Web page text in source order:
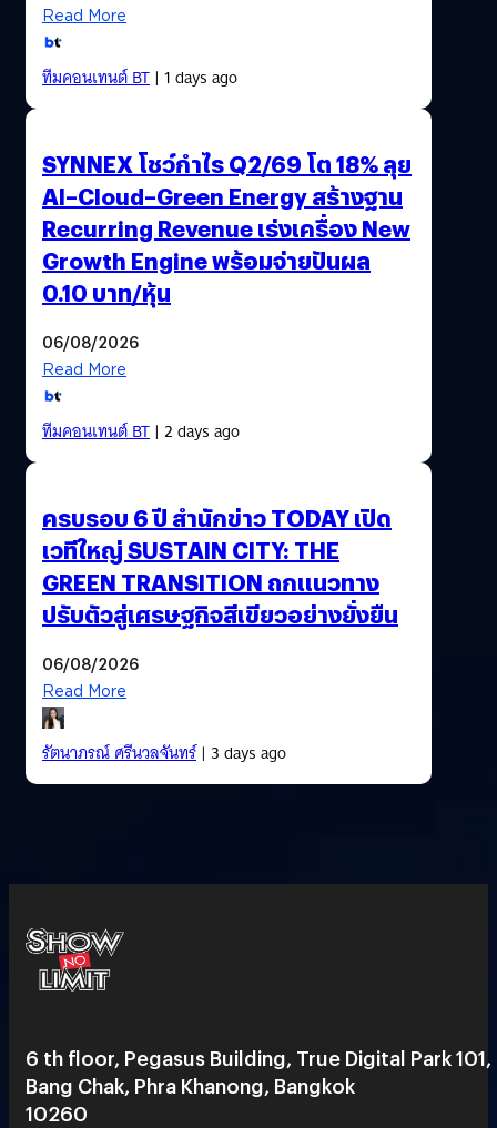
Read More
ทีมคอนเทนต์ BT| 1 days ago
SYNNEX โชว์กำไร Q2/69 โต 18% ลุย
AI–Cloud–Green Energy สร้างฐาน
Recurring Revenue เร่งเครื่อง New
Growth Engine พร้อมจ่ายปันผล
0.10 บาท/หุ้น
06/08/2026
Read More
ทีมคอนเทนต์ BT| 2 days ago
ครบรอบ 6 ปี สำนักข่าว TODAY เปิด
เวทีใหญ่ SUSTAIN CITY: THE
GREEN TRANSITION ถกแนวทาง
ปรับตัวสู่เศรษฐกิจสีเขียวอย่างยั่งยืน
06/08/2026
Read More
รัตนาภรณ์ ศรีนวลจันทร์| 3 days ago
6 th floor, Pegasus Building, True Digital Park 101,
Bang Chak, Phra Khanong, Bangkok
10260